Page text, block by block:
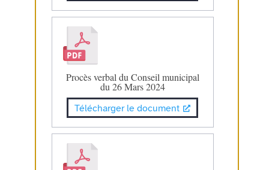
Procès verbal du Conseil municipal
du 26 Mars 2024
Télécharger le document